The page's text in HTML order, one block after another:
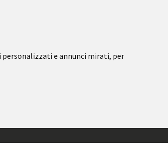
e annunci mirati, per